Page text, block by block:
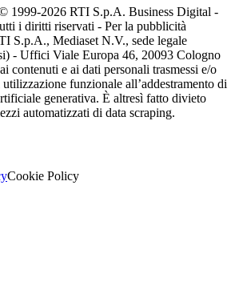
1999-2026 RTI S.p.A. Business Digital -
i diritti riservati - Per la pubblicità
S.p.A., Mediaset N.V., sede legale
- Uffici Viale Europa 46, 20093 Cologno
contenuti e ai dati personali trasmessi e/o
funzionale all’addestramento di
generativa. È altresì fatto divieto
automatizzati di data scraping.
Cookie Policy